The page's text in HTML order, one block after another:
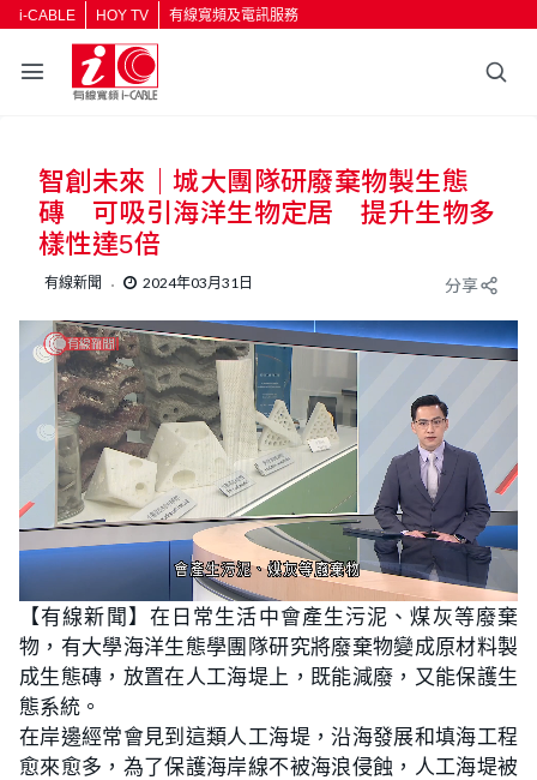
i-CABLE HOY TV 有線寬頻及電訊服務
智創未來｜城大團隊研廢棄物製生態
磚 可吸引海洋生物定居 提升生物多
樣性達5倍
有線新聞 2024年03月31日 分享
n
m
u
t
e
o
a
d
e
d
:
3
3
%
【有線新聞】在日常生活中會產生污泥、煤灰等廢棄
物，有大學海洋生態學團隊研究將廢棄物變成原材料製
成生態磚，放置在人工海堤上，既能減廢，又能保護生
態系統。
在岸邊經常會見到這類人工海堤，沿海發展和填海工程
愈來愈多，為了保護海岸線不被海浪侵蝕，人工海堤被